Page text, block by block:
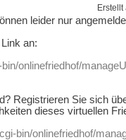
Erstellt
leider nur
an:
onlinefriedhof/
Registrieren Sie sich
dieses virtuellen
bin/onlinefriedhof/